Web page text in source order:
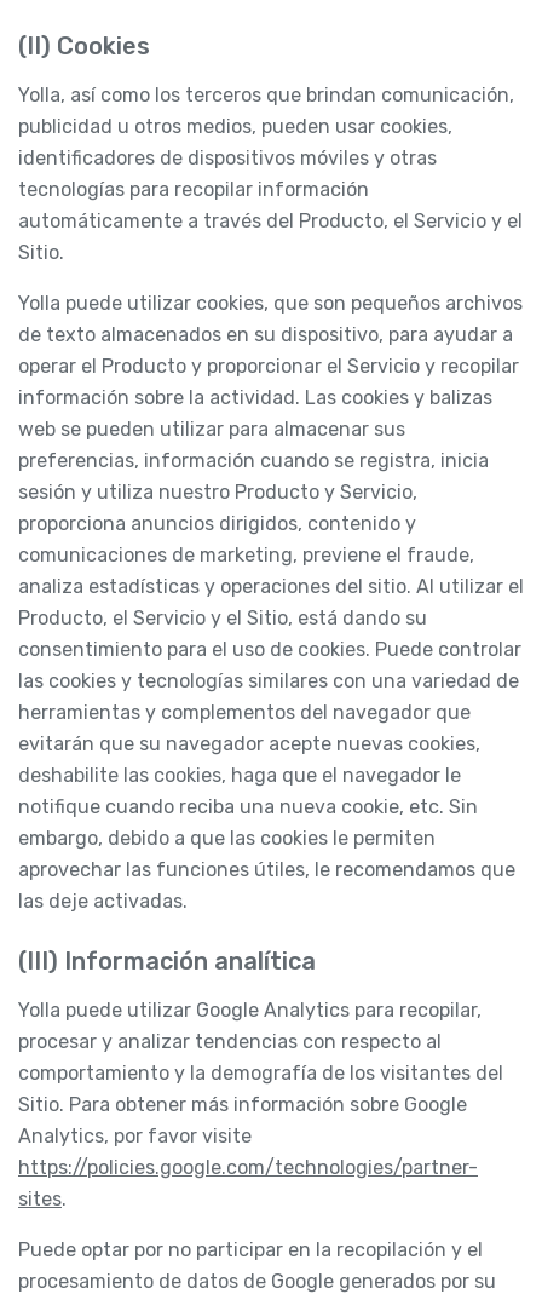
(II) Cookies
Yolla, así como los terceros que brindan comunicación,
publicidad u otros medios, pueden usar cookies,
identificadores de dispositivos móviles y otras
tecnologías para recopilar información
automáticamente a través del Producto, el Servicio y el
Sitio.
Yolla puede utilizar cookies, que son pequeños archivos
de texto almacenados en su dispositivo, para ayudar a
operar el Producto y proporcionar el Servicio y recopilar
información sobre la actividad. Las cookies y balizas
web se pueden utilizar para almacenar sus
preferencias, información cuando se registra, inicia
sesión y utiliza nuestro Producto y Servicio,
proporciona anuncios dirigidos, contenido y
comunicaciones de marketing, previene el fraude,
analiza estadísticas y operaciones del sitio. Al utilizar el
Producto, el Servicio y el Sitio, está dando su
consentimiento para el uso de cookies. Puede controlar
las cookies y tecnologías similares con una variedad de
herramientas y complementos del navegador que
evitarán que su navegador acepte nuevas cookies,
deshabilite las cookies, haga que el navegador le
notifique cuando reciba una nueva cookie, etc. Sin
embargo, debido a que las cookies le permiten
aprovechar las funciones útiles, le recomendamos que
las deje activadas.
(III) Información analítica
Yolla puede utilizar Google Analytics para recopilar,
procesar y analizar tendencias con respecto al
comportamiento y la demografía de los visitantes del
Sitio. Para obtener más información sobre Google
Analytics, por favor visite
https://policies.google.com/technologies/partner-
sites.
Puede optar por no participar en la recopilación y el
procesamiento de datos de Google generados por su